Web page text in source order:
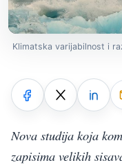
Klimatska varijabilnost i
Nova studija koja
zapisima velikih